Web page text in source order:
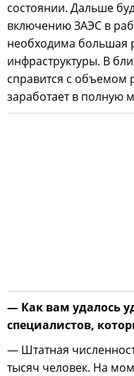
состоянии. Дальше
включению ЗАЭС в
необходима большая
инфраструктуры. В
справится с объемом
заработает в полную
— Как вам удалось
специалистов,
— Штатная
тысяч человек. На